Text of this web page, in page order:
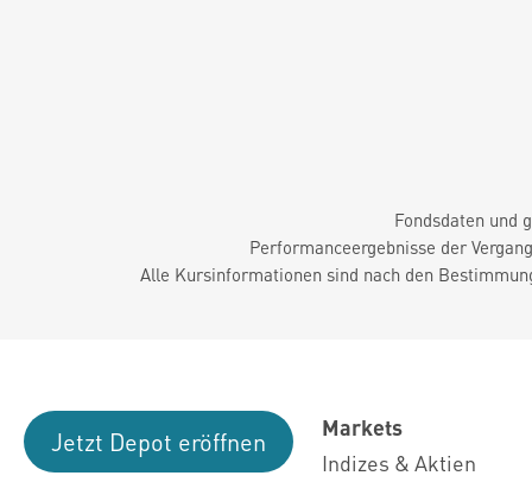
Fondsdaten und
Performanceergebnisse der
Alle Kursinformationen sind nach den
Jetzt Depot eröffnen
Markets
Indizes & Aktien